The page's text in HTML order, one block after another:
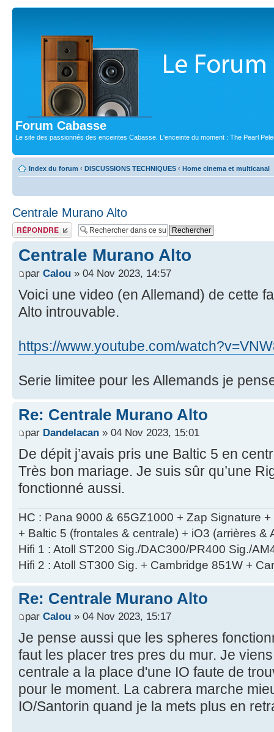
Forum Cabasse
Le site des passionnés des enceintes Cabasse. L'enceinte du moment : The Pearl
Index du forum ‹ DISCUSSIONS TECHNIQUES ‹ Home cinema et multicanal
Centrale Murano Alto
Publier une réponse
Centrale Murano Alto
par Calou » 04 Nov 2023, 14:57
Voici une video (en Allemand) de cette
Alto introuvable.
https://www.youtube.com/
Serie limitee pour les Allemands je
Re: Centrale Murano Alto
par Dandelacan » 04 Nov 2023, 15:01
De dépit j’avais pris une Baltic 5 en
Très bon mariage. Je suis sûr qu’une
fonctionné aussi.
HC : Pana 9000 & 65GZ1000 + Zap Signature
+ Baltic 5 (frontales & centrale) + iO3 (arrières &
Hifi 1 : Atoll ST200 Sig./DAC300/PR400 Sig./
Hifi 2 : Atoll ST300 Sig. + Cambridge 851W +
Re: Centrale Murano Alto
par Calou » 04 Nov 2023, 15:17
Je pense aussi que les spheres
faut les placer tres pres du mur. Je
centrale a la place d'une IO faute de
pour le moment. La cabrera marche
IO/Santorin quand je la mets plus en